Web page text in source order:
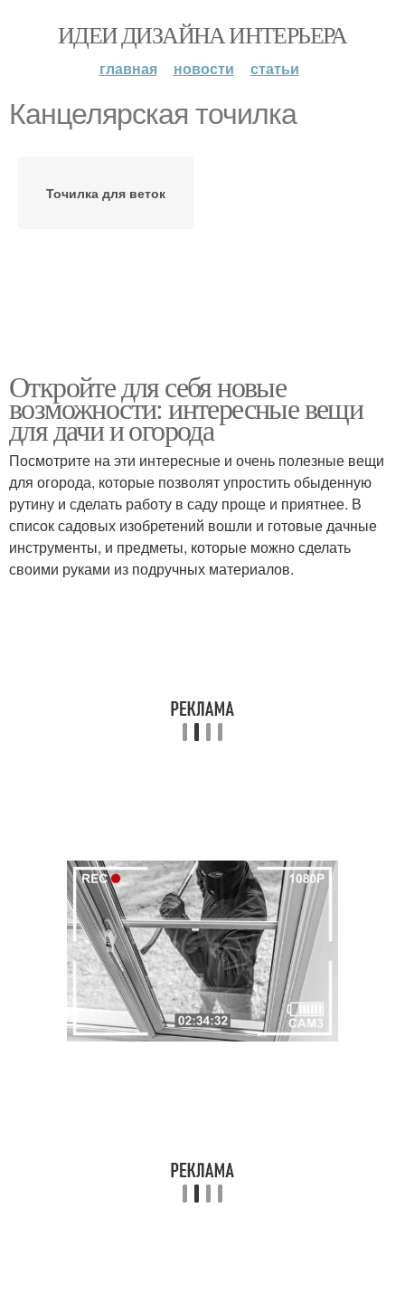
ИДЕИ ДИЗАЙНА ИНТЕРЬЕРА
главная новости статьи
Канцелярская точилка
Точилка для веток
Откройте для себя новые
возможности: интересные вещи
для дачи и огорода
Посмотрите на эти интересные и очень полезные вещи
для огорода, которые позволят упростить обыденную
рутину и сделать работу в саду проще и приятнее. В
список садовых изобретений вошли и готовые дачные
инструменты, и предметы, которые можно сделать
своими руками из подручных материалов.